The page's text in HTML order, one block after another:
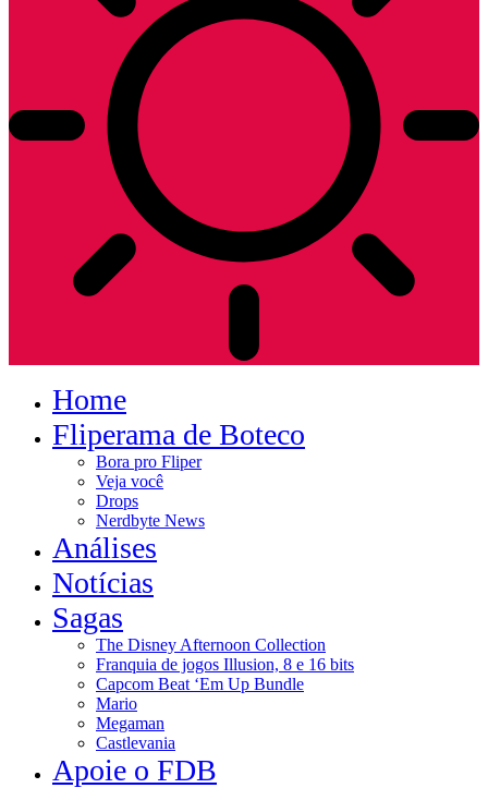
Home
Fliperama de Boteco
Bora pro Fliper
Veja você
Drops
Nerdbyte News
Análises
Notícias
Sagas
The Disney Afternoon Collection
Franquia de jogos Illusion, 8 e 16 bits
Capcom Beat ‘Em Up Bundle
Mario
Megaman
Castlevania
Apoie o FDB